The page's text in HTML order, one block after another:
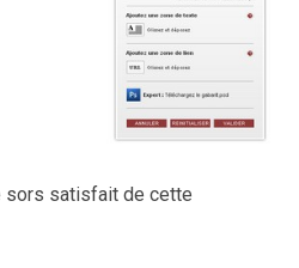
sors satisfait de cette